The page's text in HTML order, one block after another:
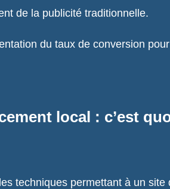
de la publicité traditionnelle.
du taux de conversion
local : c’est
techniques permettant à un site